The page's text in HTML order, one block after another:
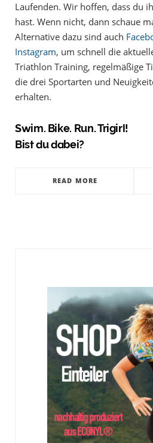
Laufenden. Wir hoffen, dass du
hast. Wenn nicht, dann schaue
Alternative dazu sind auch
Instagram, um schnell die
Triathlon Training, regelmäßige
die drei Sportarten und
erhalten.
Swim. Bike. Run. Trigirl!
Bist du dabei?
READ MORE